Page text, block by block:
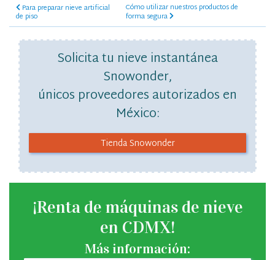
Para preparar nieve artificial
de piso
Cómo utilizar nuestros productos de
forma segura
Solicita tu nieve instantánea
Snowonder,
únicos proveedores autorizados en
México:
Tienda Snowonder
¡Renta de máquinas de nieve
en CDMX!
Más información: